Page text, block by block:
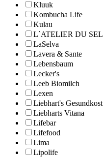
Kluuk
Kombucha Life
Kulau
L`ATELIER DU SEL
LaSelva
Lavera & Sante
Lebensbaum
Lecker's
Leeb Biomilch
Lexen
Liebhart's Gesundkost
Liebharts Vitana
Lifebar
Lifefood
Lima
Lipolife